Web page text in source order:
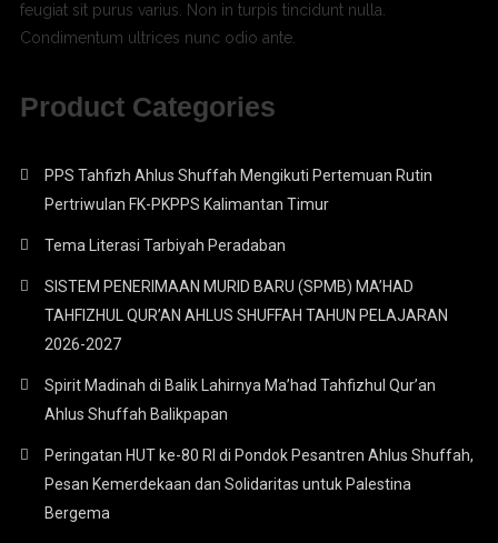
feugiat sit purus varius. Non in turpis tincidunt nulla.
Condimentum ultrices nunc odio ante.
Product Categories
PPS Tahfizh Ahlus Shuffah Mengikuti Pertemuan Rutin
Pertriwulan FK-PKPPS Kalimantan Timur
Tema Literasi Tarbiyah Peradaban
SISTEM PENERIMAAN MURID BARU (SPMB) MA’HAD
TAHFIZHUL QUR’AN AHLUS SHUFFAH TAHUN PELAJARAN
2026-2027
Spirit Madinah di Balik Lahirnya Ma’had Tahfizhul Qur’an
Ahlus Shuffah Balikpapan
Peringatan HUT ke-80 RI di Pondok Pesantren Ahlus Shuffah,
Pesan Kemerdekaan dan Solidaritas untuk Palestina
Bergema